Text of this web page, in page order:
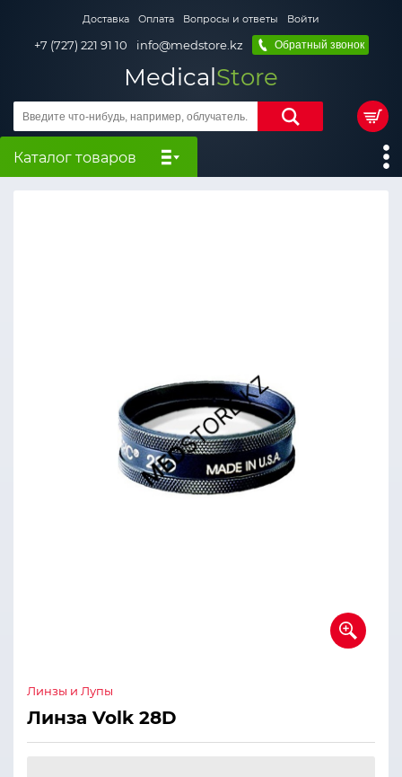
Доставка Оплата Вопросы и ответы Войти
+7 (727) 221 91 10 info@medstore.kz Обратный звонок
MedicalStore
Каталог товаров
Линзы и Лупы
Линза Volk 28D